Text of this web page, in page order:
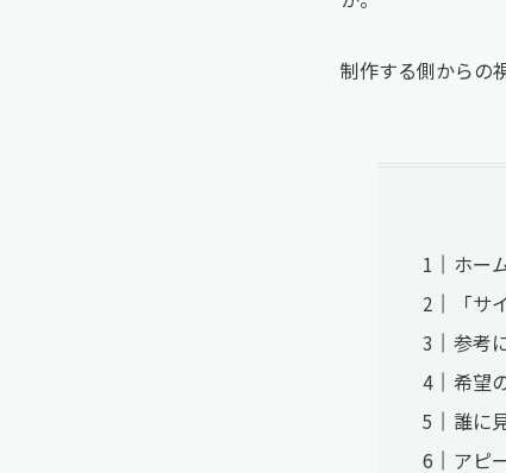
制作する側からの
ホー
「
参考
希望
誰に
アピ